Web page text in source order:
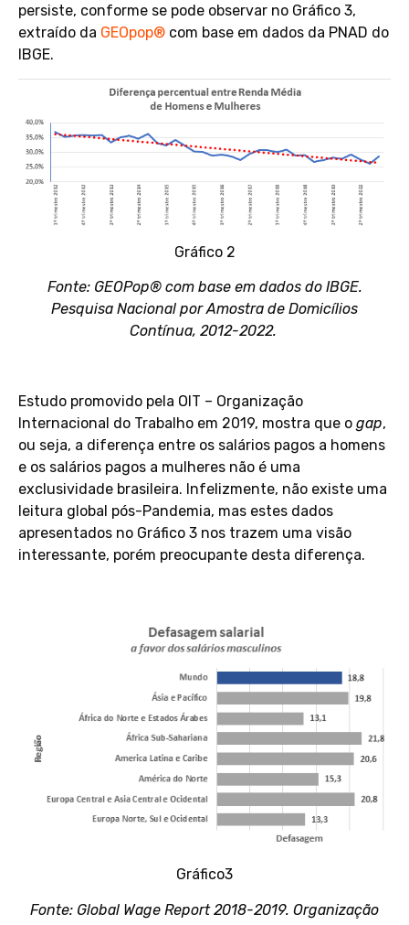
persiste, conforme se pode observar no Gráfico 3,
extraído da GEOpop® com base em dados da PNAD do
IBGE.
Gráfico 2
Fonte: GEOPop® com base em dados do IBGE.
Pesquisa Nacional por Amostra de Domicílios
Contínua, 2012-2022.
Estudo promovido pela OIT – Organização
Internacional do Trabalho em 2019, mostra que o gap,
ou seja, a diferença entre os salários pagos a homens
e os salários pagos a mulheres não é uma
exclusividade brasileira. Infelizmente, não existe uma
leitura global pós-Pandemia, mas estes dados
apresentados no Gráfico 3 nos trazem uma visão
interessante, porém preocupante desta diferença.
Gráfico3
Fonte: Global Wage Report 2018-2019. Organização